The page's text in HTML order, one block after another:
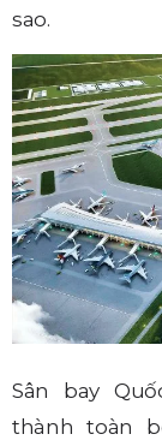
sao.
Sân bay
thành toàn